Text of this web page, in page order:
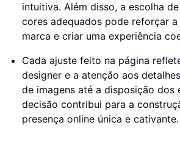
intuitiva. Além disso, a escolha
cores adequados pode reforçar
marca e criar uma experiência
Cada ajuste feito na página
designer e a atenção aos
de imagens até a disposição dos
decisão contribui para a
presença online única e cativante.